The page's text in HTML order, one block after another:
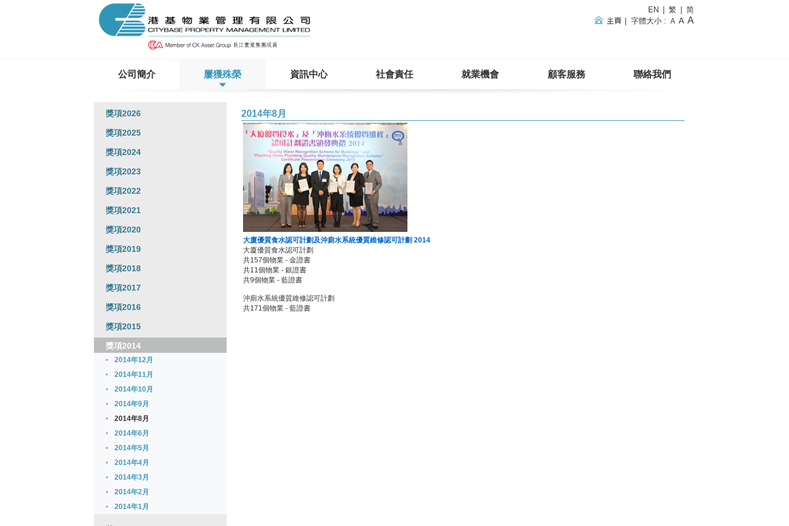
EN 繁 简
字體大小: A A A
公司簡介 屢獲殊榮 資訊中心 社會責任 就業機會 顧客服務 聯絡我們
獎項2026
獎項2025
獎項2024
獎項2023
獎項2022
獎項2021
獎項2020
獎項2019
獎項2018
獎項2017
獎項2016
獎項2015
獎項2014
2014年12月
2014年11月
2014年10月
2014年9月
2014年8月
2014年6月
2014年5月
2014年4月
2014年3月
2014年2月
2014年1月
2014年8月
大廈優質食水認可計劃及沖廁水系統優質維修認可計劃 2014
大廈優質食水認可計劃
共157個物業 - 金證書
共11個物業 - 銀證書
共9個物業 - 藍證書
沖廁水系統優質維修認可計劃
共171個物業 - 藍證書